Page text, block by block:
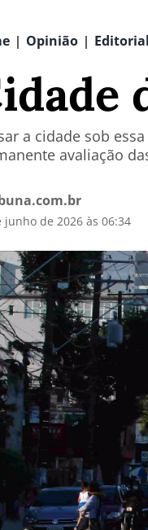
| Opinião |
a cidade sob
avaliação
junho de 2026 às 06:34